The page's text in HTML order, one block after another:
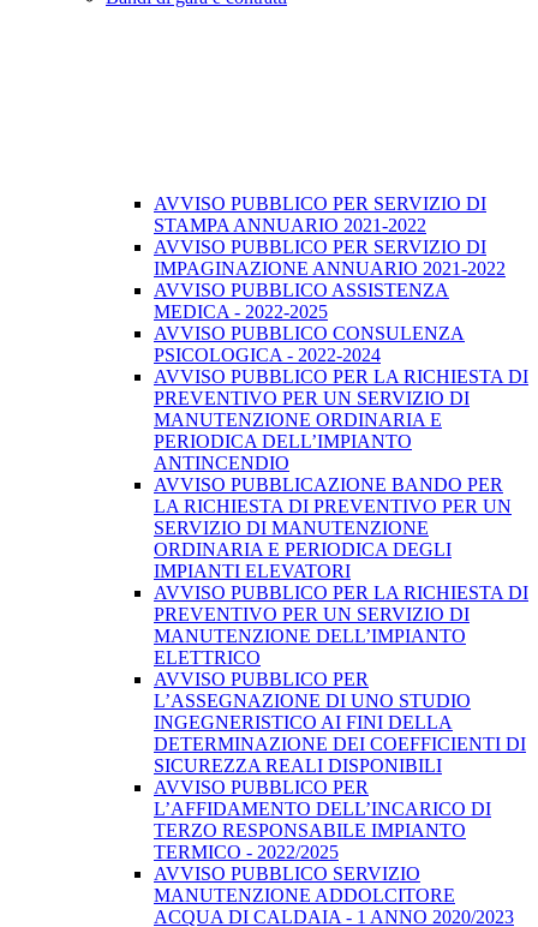
AVVISO PUBBLICO PER SERVIZIO DI
STAMPA ANNUARIO 2021-2022
AVVISO PUBBLICO PER SERVIZIO DI
IMPAGINAZIONE ANNUARIO 2021-2022
AVVISO PUBBLICO ASSISTENZA
MEDICA - 2022-2025
AVVISO PUBBLICO CONSULENZA
PSICOLOGICA - 2022-2024
AVVISO PUBBLICO PER LA RICHIESTA DI
PREVENTIVO PER UN SERVIZIO DI
MANUTENZIONE ORDINARIA E
PERIODICA DELL’IMPIANTO
ANTINCENDIO
AVVISO PUBBLICAZIONE BANDO PER
LA RICHIESTA DI PREVENTIVO PER UN
SERVIZIO DI MANUTENZIONE
ORDINARIA E PERIODICA DEGLI
IMPIANTI ELEVATORI
AVVISO PUBBLICO PER LA RICHIESTA DI
PREVENTIVO PER UN SERVIZIO DI
MANUTENZIONE DELL’IMPIANTO
ELETTRICO
AVVISO PUBBLICO PER
L’ASSEGNAZIONE DI UNO STUDIO
INGEGNERISTICO AI FINI DELLA
DETERMINAZIONE DEI COEFFICIENTI DI
SICUREZZA REALI DISPONIBILI
AVVISO PUBBLICO PER
L’AFFIDAMENTO DELL’INCARICO DI
TERZO RESPONSABILE IMPIANTO
TERMICO - 2022/2025
AVVISO PUBBLICO SERVIZIO
MANUTENZIONE ADDOLCITORE
ACQUA DI CALDAIA - 1 ANNO 2020/2023